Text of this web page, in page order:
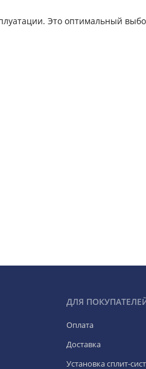
Это оптимальный
ДЛЯ
Оплата
Доставка
Установка сплит-